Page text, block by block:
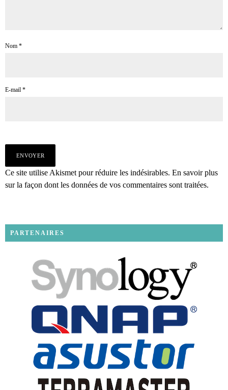
Nom *
E-mail *
Ce site utilise Akismet pour réduire les indésirables. En savoir plus
sur la façon dont les données de vos commentaires sont traitées.
PARTENAIRES